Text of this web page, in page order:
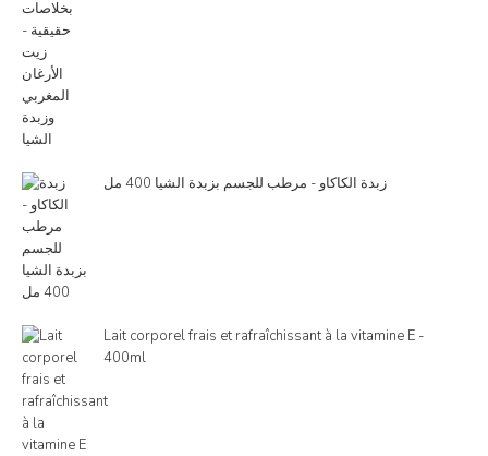
زبدة الكاكاو - مرطب للجسم بزبدة الشيا 400 مل
Lait corporel frais et rafraîchissant à la vitamine E -
400ml